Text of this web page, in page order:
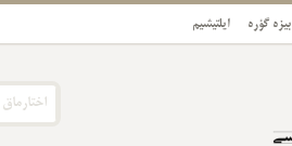
بیزه گؤره ایلتیشیم